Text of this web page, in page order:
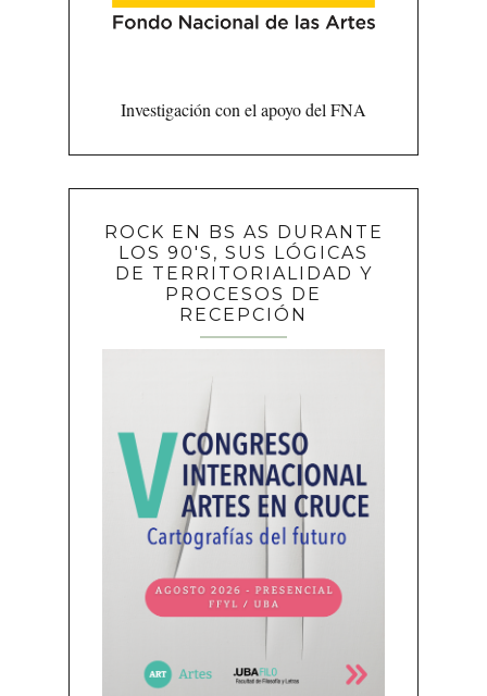
Investigación con el apoyo del FNA
ROCK EN BS AS DURANTE
LOS 90'S, SUS LÓGICAS
DE TERRITORIALIDAD Y
PROCESOS DE
RECEPCIÓN